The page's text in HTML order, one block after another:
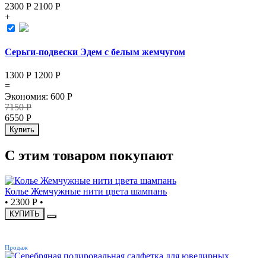
2300 Р 2100 Р
+
Серьги-подвески Эдем с белым жемчугом
1300 Р 1200 Р
=
Экономия: 600 Р
7150Р
6550 Р
Купить
С этим товаром покупают
Колье Жемчужные нити цвета шампань
• 2300 Р •
КУПИТЬ
Продаж